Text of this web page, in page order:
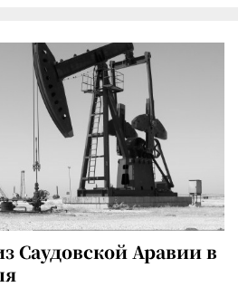
Саудовской Аравии в